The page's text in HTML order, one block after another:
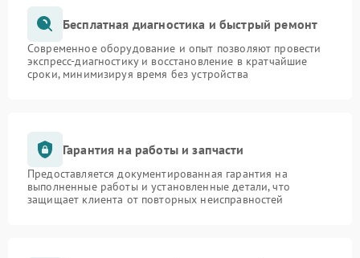
Бесплатная диагностика и быстрый ремонт
Современное оборудование и опыт позволяют провести
экспресс-диагностику и восстановление в кратчайшие
сроки, минимизируя время без устройства
Гарантия на работы и запчасти
Предоставляется документированная гарантия на
выполненные работы и установленные детали, что
защищает клиента от повторных неисправностей